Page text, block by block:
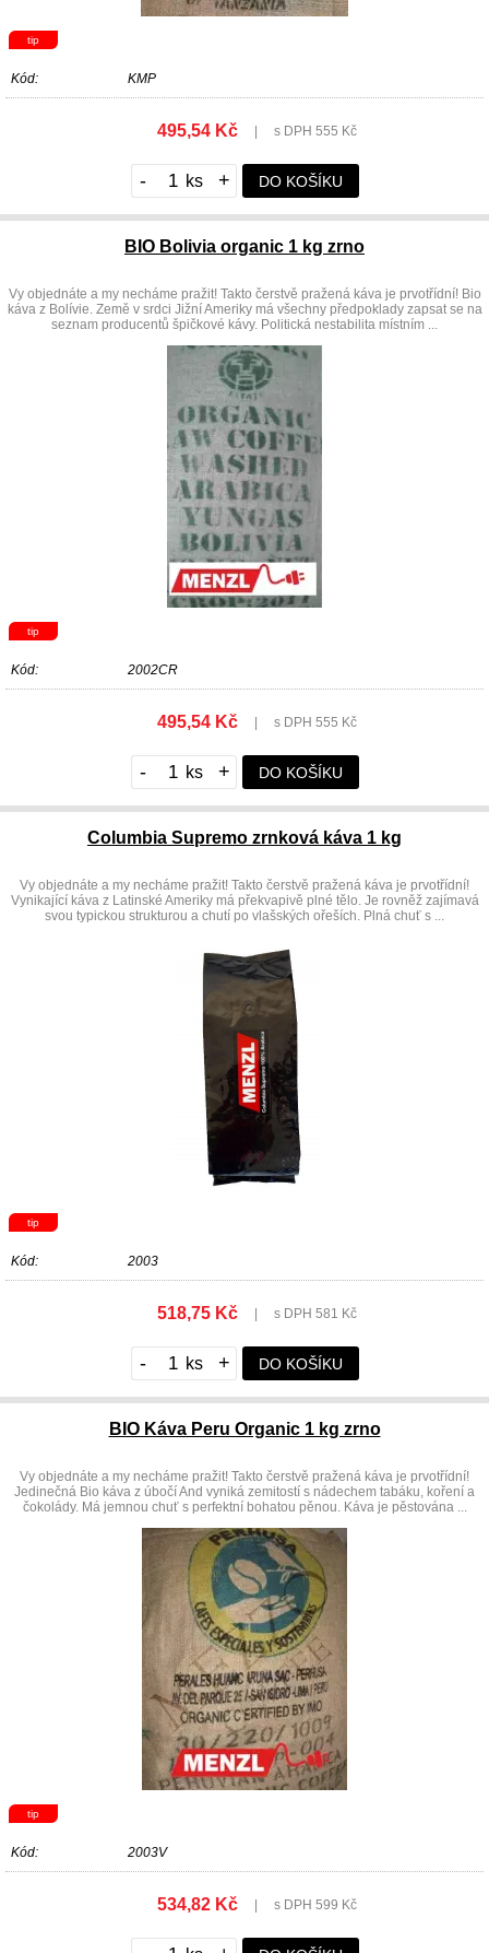
tip
Kód: KMP
495,54 Kč s DPH 555 Kč
- + DO KOŠÍKU
BIO Bolivia organic 1 kg zrno
Vy objednáte a my necháme pražit! Takto čerstvě pražená káva je prvotřídní! Bio
káva z Bolívie. Země v srdci Jižní Ameriky má všechny předpoklady zapsat se na
seznam producentů špičkové kávy. Politická nestabilita místním ...
tip
Kód: 2002CR
495,54 Kč s DPH 555 Kč
- + DO KOŠÍKU
Columbia Supremo zrnková káva 1 kg
Vy objednáte a my necháme pražit! Takto čerstvě pražená káva je prvotřídní!
Vynikající káva z Latinské Ameriky má překvapivě plné tělo. Je rovněž zajímavá
svou typickou strukturou a chutí po vlašských ořeších. Plná chuť s ...
tip
Kód: 2003
518,75 Kč s DPH 581 Kč
- + DO KOŠÍKU
BIO Káva Peru Organic 1 kg zrno
Vy objednáte a my necháme pražit! Takto čerstvě pražená káva je prvotřídní!
Jedinečná Bio káva z úbočí And vyniká zemitostí s nádechem tabáku, koření a
čokolády. Má jemnou chuť s perfektní bohatou pěnou. Káva je pěstována ...
tip
Kód: 2003V
534,82 Kč s DPH 599 Kč